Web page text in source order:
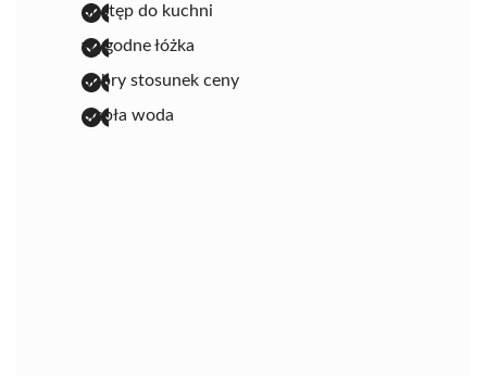
dostęp do kuchni
wygodne łóżka
dobry stosunek ceny
ciepła woda